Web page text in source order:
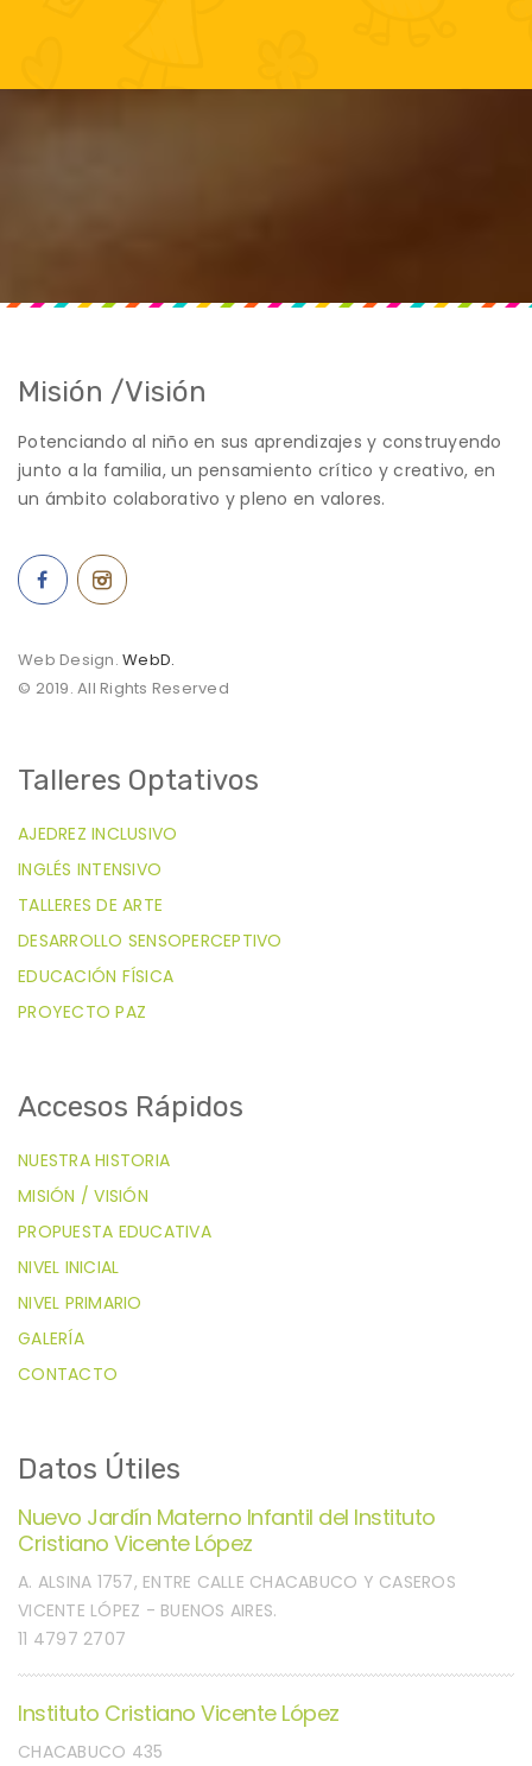
Misión /Visión
Potenciando al niño en sus aprendizajes y construyendo
junto a la familia, un pensamiento crítico y creativo, en
un ámbito colaborativo y pleno en valores.
Web Design. WebD.
© 2019. All Rights Reserved
Talleres Optativos
AJEDREZ INCLUSIVO
INGLÉS INTENSIVO
TALLERES DE ARTE
DESARROLLO SENSOPERCEPTIVO
EDUCACIÓN FÍSICA
PROYECTO PAZ
Accesos Rápidos
NUESTRA HISTORIA
MISIÓN / VISIÓN
PROPUESTA EDUCATIVA
NIVEL INICIAL
NIVEL PRIMARIO
GALERÍA
CONTACTO
Datos Útiles
Nuevo Jardín Materno Infantil del Instituto
Cristiano Vicente López
A. ALSINA 1757, ENTRE CALLE CHACABUCO Y CASEROS
VICENTE LÓPEZ - BUENOS AIRES.
11 4797 2707
Instituto Cristiano Vicente López
CHACABUCO 435